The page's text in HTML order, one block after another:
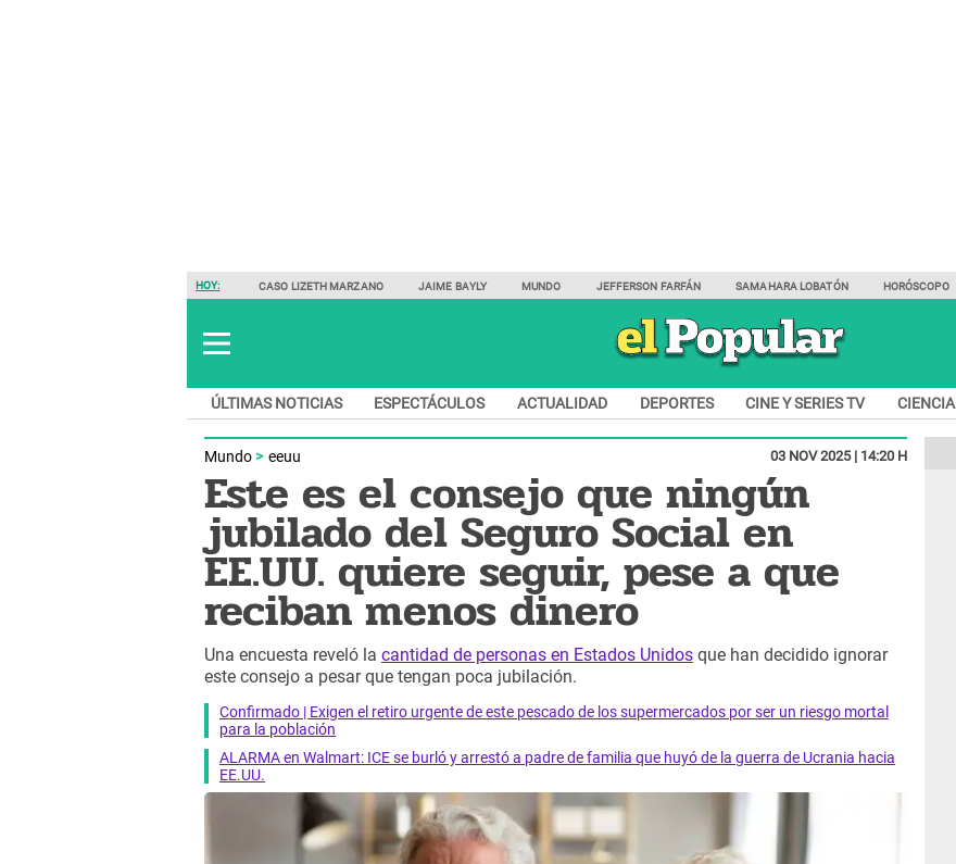
HOY: CASO LIZETH MARZANO JAIME BAYLY MUNDO JEFFERSON FARFÁN SAMAHARA LOBATÓN HORÓSCOPO
ÚLTIMAS NOTICIAS ESPECTÁCULOS ACTUALIDAD DEPORTES CINE Y SERIES TV CIENCIA
Mundo eeuu 03 NOV 2025 | 14:20 H
Este es el consejo que ningún
jubilado del Seguro Social en
EE.UU. quiere seguir, pese a que
reciban menos dinero
Una encuesta reveló la cantidad de personas en Estados Unidos que han decidido ignorar
este consejo a pesar que tengan poca jubilación.
Confirmado | Exigen el retiro urgente de este pescado de los supermercados por ser un riesgo mortal
para la población
ALARMA en Walmart: ICE se burló y arrestó a padre de familia que huyó de la guerra de Ucrania hacia
EE.UU.